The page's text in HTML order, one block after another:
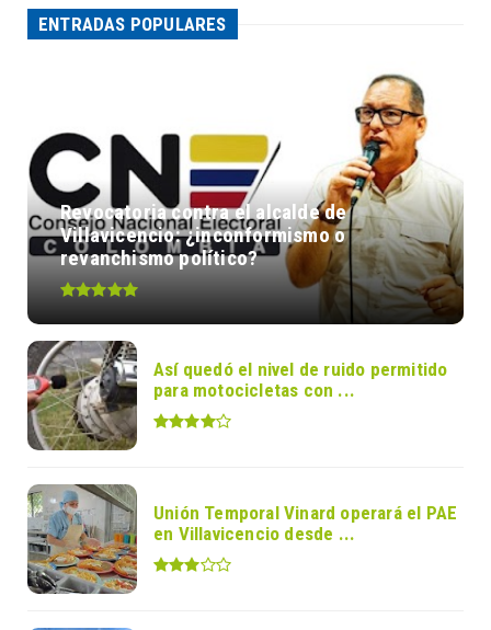
ENTRADAS POPULARES
Revocatoria contra el alcalde de
Villavicencio: ¿inconformismo o
revanchismo político?
Así quedó el nivel de ruido permitido
para motocicletas con ...
Unión Temporal Vinard operará el PAE
en Villavicencio desde ...